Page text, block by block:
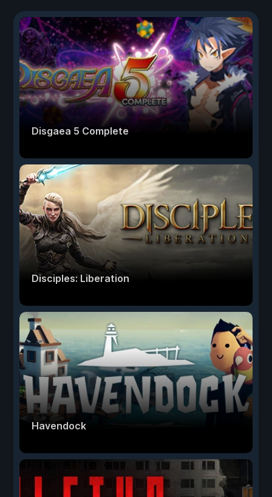
Disgaea 5 Complete
Disciples: Liberation
Havendock